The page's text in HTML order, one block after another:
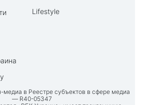
Lifestyle
медиа в Реестре субъектов в сфере медиа
— R40-05347